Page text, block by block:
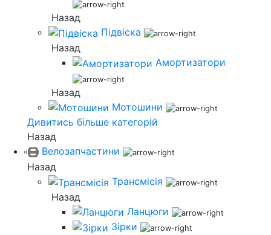
Назад
Підвіска
Назад
Амортизатори
Назад
Мотошини
Дивитись більше категорій
Назад
Велозапчастини
Назад
Трансмісія
Назад
Ланцюги
Зірки